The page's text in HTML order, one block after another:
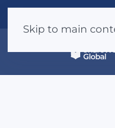
Skip to main